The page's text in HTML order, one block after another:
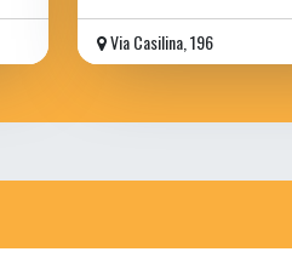
Via Casilina, 196